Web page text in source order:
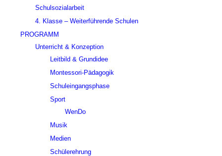
Schulsozialarbeit
4. Klasse – Weiterführende Schulen
PROGRAMM
Unterricht & Konzeption
Leitbild & Grundidee
Montessori-Pädagogik
Schuleingangsphase
Sport
WenDo
Musik
Medien
Schülerehrung